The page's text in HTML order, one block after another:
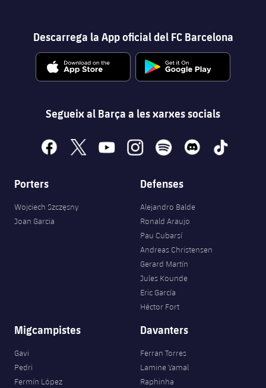
plusicon
més
Instal·lacions
plusicon
més
Descarrega la App oficial del FC Barcelona
Segueix al Barça a les xarxes socials
facebook
x youtubeinstagramspotify discord tiktok
Porters
Wojciech Szczęsny
Joan Garcia
Defenses
Alejandro Balde
Ronald Araujo
Pau Cubarsí
Andreas Christensen
Gerard Martín
Jules Kounde
Eric García
Héctor Fort
Migcampistes
Gavi
Pedri
Fermín López
Davanters
Ferran Torres
Lamine Yamal
Raphinha